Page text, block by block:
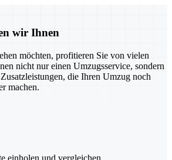
wir Ihnen
möchten, profitieren Sie von vielen
nicht nur einen Umzugsservice, sondern
die Ihren Umzug noch
machen.
einholen und vergleichen